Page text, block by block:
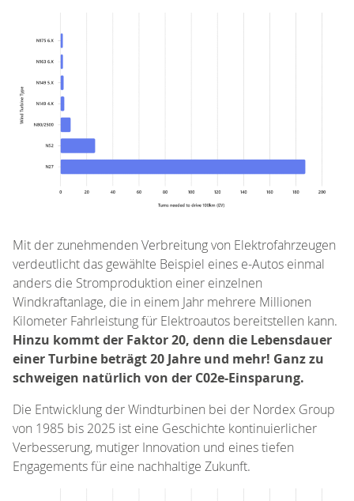
Mit der zunehmenden Verbreitung von Elektrofahrzeugen
verdeutlicht das gewählte Beispiel eines e-Autos einmal
anders die Stromproduktion einer einzelnen
Windkraftanlage, die in einem Jahr mehrere Millionen
Kilometer Fahrleistung für Elektroautos bereitstellen kann.
Hinzu kommt der Faktor 20, denn die Lebensdauer
einer Turbine beträgt 20 Jahre und mehr! Ganz zu
schweigen natürlich von der C02e-Einsparung.
Die Entwicklung der Windturbinen bei der Nordex Group
von 1985 bis 2025 ist eine Geschichte kontinuierlicher
Verbesserung, mutiger Innovation und eines tiefen
Engagements für eine nachhaltige Zukunft.